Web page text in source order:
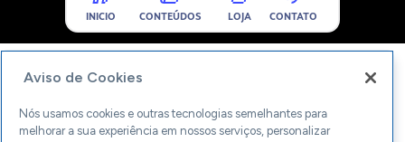
INICIO CONTEÚDOS LOJA CONTATO
Aviso de Cookies
Nós usamos cookies e outras tecnologias semelhantes para
melhorar a sua experiência em nossos serviços, personalizar